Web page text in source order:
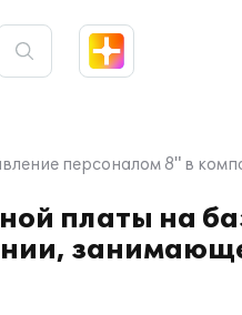
персоналом 8" в
платы на